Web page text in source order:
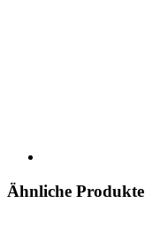
Ähnliche Produkte